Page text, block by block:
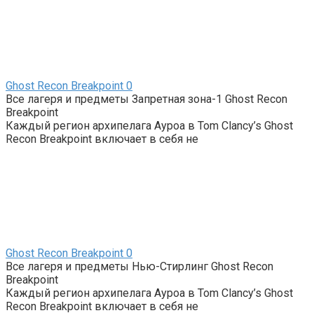
Ghost Recon Breakpoint 0
Все лагеря и предметы Запретная зона-1 Ghost Recon
Breakpoint
Каждый регион архипелага Ауроа в Tom Clancy’s Ghost
Recon Breakpoint включает в себя не
Ghost Recon Breakpoint 0
Все лагеря и предметы Нью-Стирлинг Ghost Recon
Breakpoint
Каждый регион архипелага Ауроа в Tom Clancy’s Ghost
Recon Breakpoint включает в себя не